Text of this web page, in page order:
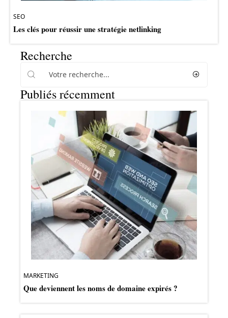
SEO
Les clés pour réussir une stratégie netlinking
Recherche
Publiés récemment
MARKETING
Que deviennent les noms de domaine expirés ?